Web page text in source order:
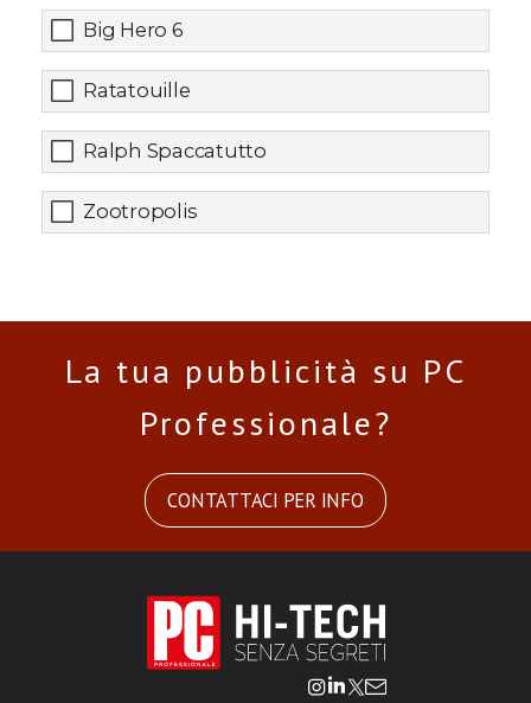
Big Hero 6
Ratatouille
Ralph Spaccatutto
Zootropolis
La tua pubblicità su PC
Professionale?
CONTATTACI PER INFO